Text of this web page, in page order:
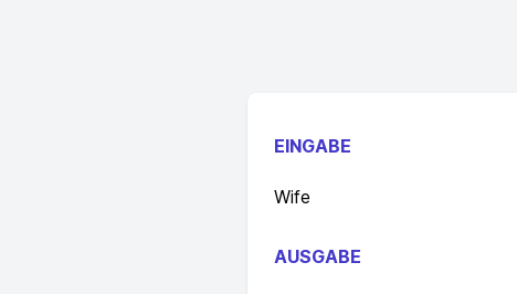
EINGABE
Wife
AUSGABE